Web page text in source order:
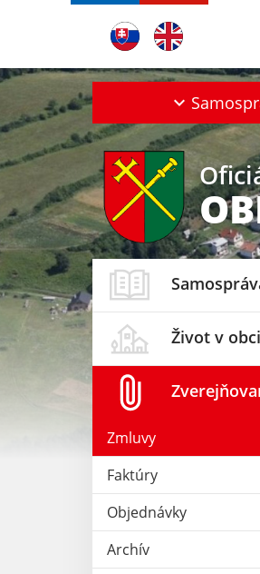
Život v obci
Zmluvy
Faktúry
Objednávky
Archív